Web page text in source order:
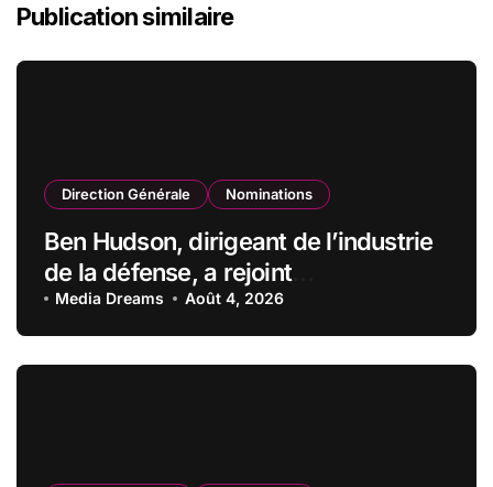
Publication similaire
Direction Générale Nominations
Ben Hudson, dirigeant de l’industrie
de la défense, a rejoint
CZECHOSLOVAK GROUP (CSG) en
qualité de vice-président du conseil
d’administration
Media Dreams Août 4, 2026